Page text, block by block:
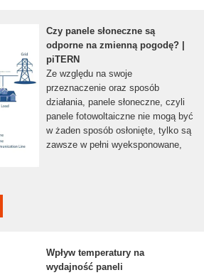
Czy panele słoneczne są
odporne na zmienną pogodę? |
piTERN
Ze względu na swoje
przeznaczenie oraz sposób
działania, panele słoneczne, czyli
panele fotowoltaiczne nie mogą być
w żaden sposób osłonięte, tylko są
zawsze w pełni wyeksponowane,
Wpływ temperatury na
wydajność paneli